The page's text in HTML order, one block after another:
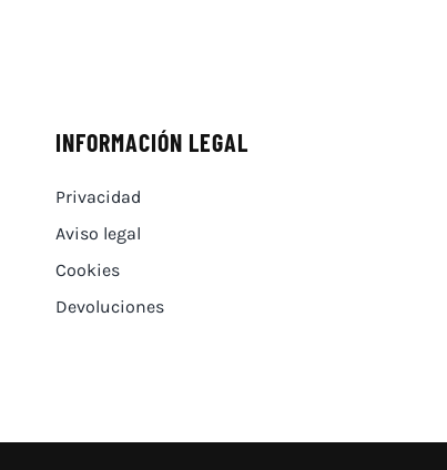
INFORMACIÓN LEGAL
Privacidad
Aviso legal
Cookies
Devoluciones